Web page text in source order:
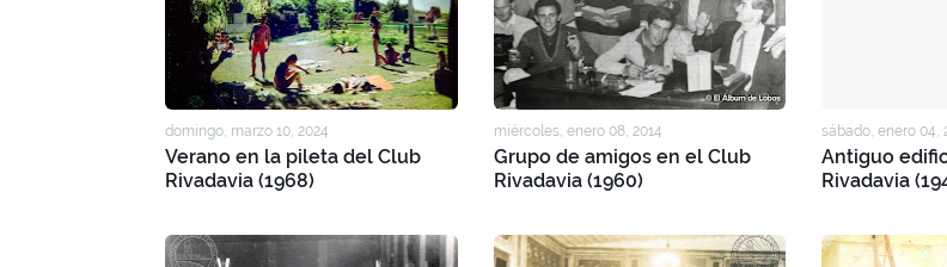
domingo, marzo 10, 2024
Verano en la pileta del Club
Rivadavia (1968)
miércoles, enero 08, 2014
Grupo de amigos en el Club
Rivadavia (1960)
sábado, enero 04,
Antiguo
Rivadavia